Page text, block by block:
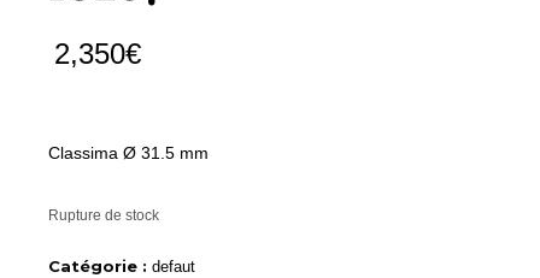
2,350€
Classima Ø 31.5 mm
Rupture de stock
Catégorie : defaut